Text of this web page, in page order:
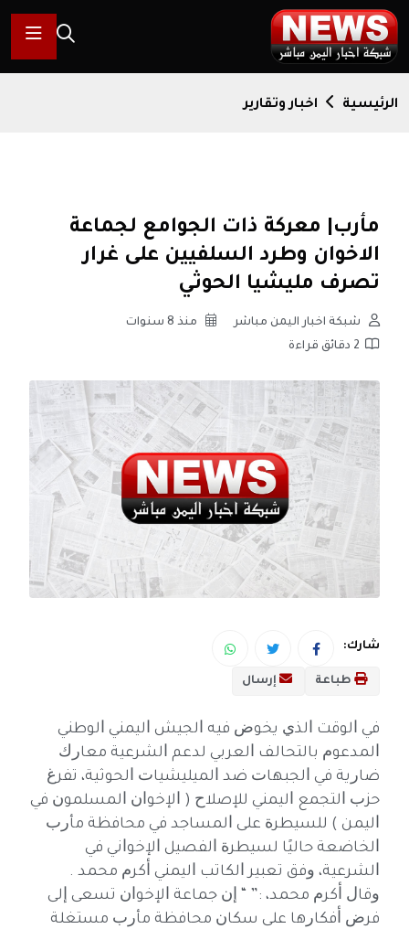
الرئيسية اخبار وتقارير
مأرب| معركة ذات الجوامع لجماعة
الاخوان وطرد السلفيين على غرار
تصرف مليشيا الحوثي
شبكة اخبار اليمن مباشر
منذ 8 سنوات
2 دقائق قراءة
شارك:
طباعة إرسال
ﻓﻲ ﺍﻟﻮﻗﺖ ﺍﻟﺬﻱ ﻳﺨﻮﺽ ﻓﻴﻪ ﺍﻟﺠﻴﺶ ﺍﻟﻴﻤﻨﻲ ﺍﻟﻮﻃﻨﻲ
ﺍﻟﻤﺪﻋﻮﻡ ﺑﺎﻟﺘﺤﺎﻟﻒ ﺍﻟﻌﺮﺑﻲ ﻟﺪﻋﻢ ﺍﻟﺸﺮﻋﻴﺔ ﻣﻌﺎﺭﻙ
ﺿﺎﺭﻳﺔ ﻓﻲ ﺍﻟﺠﺒﻬﺎﺕ ﺿﺪ ﺍﻟﻤﻴﻠﻴﺸﻴﺎﺕ ﺍﻟﺤﻮﺛﻴﺔ، ﺗﻔﺮﻍ
ﺣﺰﺏ ﺍﻟﺘﺠﻤﻊ ﺍﻟﻴﻤﻨﻲ ﻟﻺﺻﻼﺡ ‏( ﺍﻹﺧﻮﺍﻥ ﺍﻟﻤﺴﻠﻤﻮﻥ ﻓﻲ
ﺍﻟﻴﻤﻦ ‏) ﻟﻠﺴﻴﻄﺮﺓ ﻋﻠﻰ ﺍﻟﻤﺴﺎﺟﺪ ﻓﻲ ﻣﺤﺎﻓﻈﺔ ﻣﺄﺭﺏ
ﺍﻟﺨﺎﺿﻌﺔ ﺣﺎﻟﻴًﺎ ﻟﺴﻴﻄﺮﺓ ﺍﻟﻔﺼﻴﻞ ﺍﻹﺧﻮﺍﻧﻲ ﻓﻲ
ﺍﻟﺸﺮﻋﻴﺔ، ﻭﻓﻖ ﺗﻌﺒﻴﺮ ﺍﻟﻜﺎﺗﺐ ﺍﻟﻴﻤﻨﻲ ﺃﻛﺮﻡ ﻣﺤﻤﺪ .
ﻭﻗﺎﻝ ﺃﻛﺮﻡ ﻣﺤﻤﺪ، :” “ ﺇﻥ ﺟﻤﺎﻋﺔ ﺍﻹﺧﻮﺍﻥ ﺗﺴﻌﻰ ﺇﻟﻰ
ﻓﺮﺽ ﺃﻓﻜﺎﺭﻫﺎ ﻋﻠﻰ ﺳﻜﺎﻥ ﻣﺤﺎﻓﻈﺔ ﻣﺄﺭﺏ ﻣﺴﺘﻐﻠﺔ